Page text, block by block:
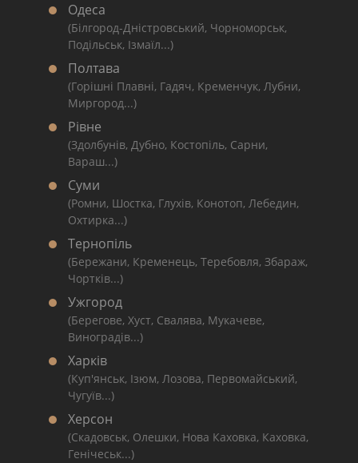
Одеса
(Білгород-Дністровський, Чорноморськ,
Подільськ, Ізмаїл...)
Полтава
(Горішні Плавні, Гадяч, Кременчук, Лубни,
Миргород...)
Рівне
(Здолбунів, Дубно, Костопіль, Сарни,
Вараш...)
Суми
(Ромни, Шостка, Глухів, Конотоп, Лебедин,
Охтирка...)
Тернопіль
(Бережани, Кременець, Теребовля, Збараж,
Чортків...)
Ужгород
(Берегове, Хуст, Свалява, Мукачеве,
Виноградів...)
Харків
(Куп'янськ, Ізюм, Лозова, Первомайський,
Чугуїв...)
Херсон
(Скадовськ, Олешки, Нова Каховка, Каховка,
Генічеськ...)